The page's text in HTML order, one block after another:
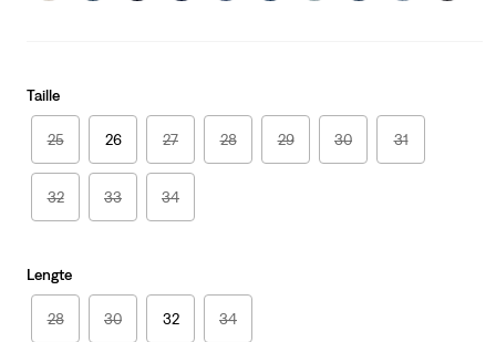
Taille
25 26 27 28 29 30 31
32 33 34
Lengte
28 30 32 34